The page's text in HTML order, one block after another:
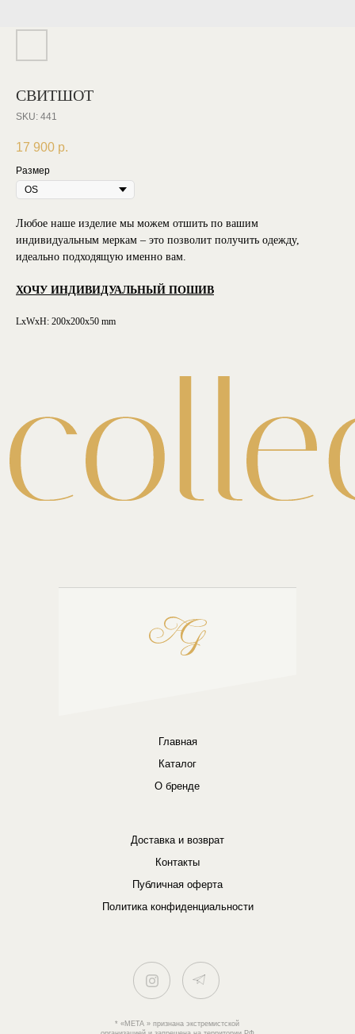
СВИТШОТ
SKU: 441
17 900 р.
Размер
Любое наше изделие мы можем отшить по вашим
индивидуальным меркам – это позволит получить одежду,
идеально подходящую именно вам.
ХОЧУ ИНДИВИДУАЛЬНЫЙ ПОШИВ
LxWxH: 200x200x50 mm
Каталог
О бренде
Доставка и возврат
Контакты
Публичная оферта
Политика конфиденциальности
* «META » признана экстремистской
Главная